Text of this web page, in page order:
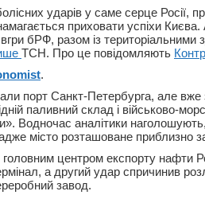
ударів у саме серце Росії,
приховати успіхи
бРФ, разом із
ТСН. Про це повідомляють
.
порт Санкт-Петербурга, але вже
паливний склад і військово-
Водночас аналітики
місто розташоване приблизно
центром експорту нафти
а другий удар спричинив
завод.